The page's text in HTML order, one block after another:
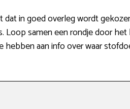
in goed overleg wordt
Loop samen een rondje door
aan info over waar